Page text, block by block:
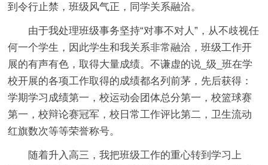
到令行止禁，班级风气正，同学关系融洽。
由于我处理班级事务坚持“对事不对人”，从不歧视任
何一个学生，因此学生和我关系非常融洽，班级工作开
展的有声有色，取得大量成绩。不谦虚的说_级_班在学
校开展的各项工作取得的成绩都名列前茅，先后获得：
学期学习成绩第一，校运动会团体总分第一，校篮球赛
第一，校辩论赛冠军，校日常工作评比第二，卫生流动
红旗数次等等荣誉称号。
随着升入高三，我把班级工作的重心转到学习上